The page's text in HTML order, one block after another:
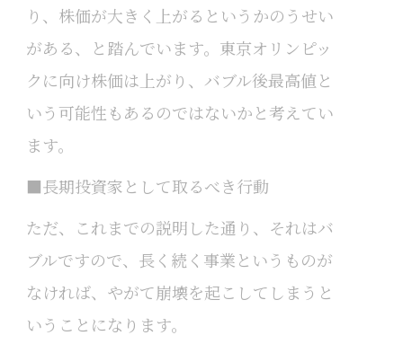
り、株価が大きく上がるというかのうせい
がある、と踏んでいます。東京オリンピッ
クに向け株価は上がり、バブル後最高値と
いう可能性もあるのではないかと考えてい
ます。
■長期投資家として取るべき行動
ただ、これまでの説明した通り、それはバ
ブルですので、長く続く事業というものが
なければ、やがて崩壊を起こしてしまうと
いうことになります。